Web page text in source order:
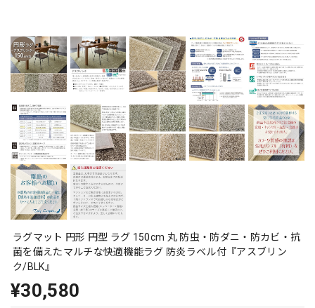
ラグマット 円形 円型 ラグ 150cm 丸 防虫・防ダニ・防カビ・抗
菌を備えたマルチな快適機能ラグ 防炎ラベル付『アスブリン
ク/BLK』
¥30,580